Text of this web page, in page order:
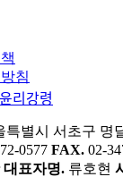
침
특별시 서초구 명
0577 FAX. 02-
대표자명. 류호현